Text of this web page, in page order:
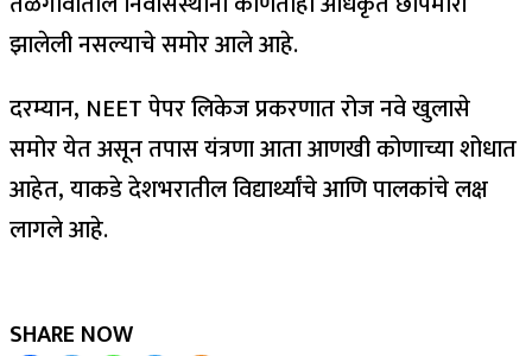
झालेली नसल्याचे समोर आले आहे.
दरम्यान, NEET पेपर लिकेज प्रकरणात रोज नवे खुलासे
समोर येत असून तपास यंत्रणा आता आणखी कोणाच्या शोधात
आहेत, याकडे देशभरातील विद्यार्थ्यांचे आणि पालकांचे लक्ष
लागले आहे.
SHARE NOW